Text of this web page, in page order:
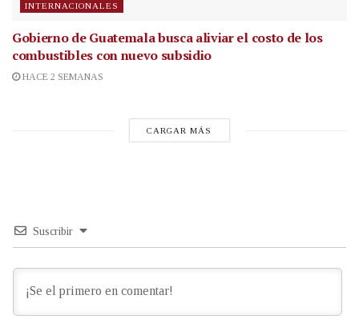
INTERNACIONALES
Gobierno de Guatemala busca aliviar el costo de los
combustibles con nuevo subsidio
HACE 2 SEMANAS
CARGAR MÁS
Suscribir